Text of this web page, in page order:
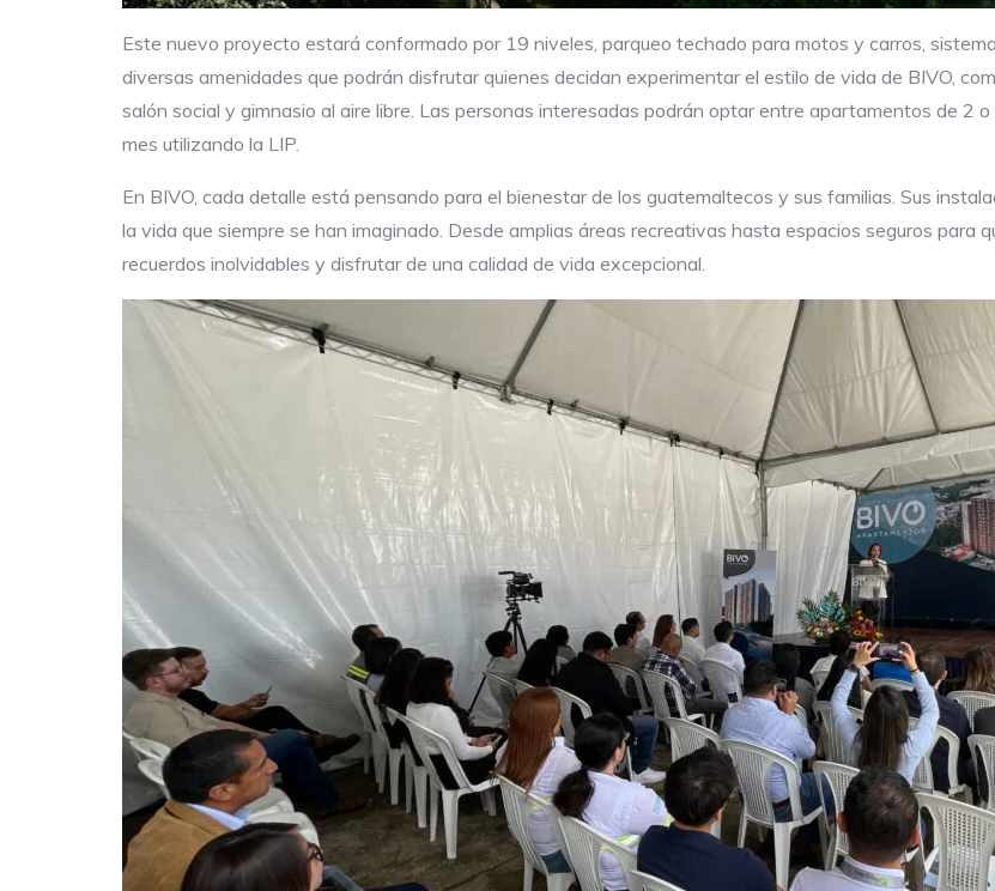
Este nuevo proyecto estará conformado por 19 niveles, parqueo techado para motos y carros,
diversas amenidades que podrán disfrutar quienes decidan experimentar el estilo de vida de BIVO,
salón social y gimnasio al aire libre. Las personas interesadas podrán optar entre apartamentos de 2
mes utilizando la LIP.
En BIVO, cada detalle está pensando para el bienestar de los guatemaltecos y sus familias. Sus
la vida que siempre se han imaginado. Desde amplias áreas recreativas hasta espacios seguros para
recuerdos inolvidables y disfrutar de una calidad de vida excepcional.